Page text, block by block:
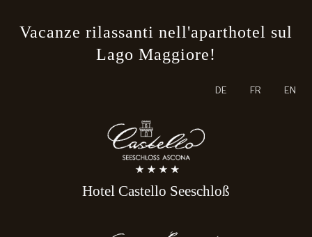
Vacanze rilassanti nell'aparthotel sul
Lago Maggiore!
DE FR EN
Hotel Castello Seeschloß